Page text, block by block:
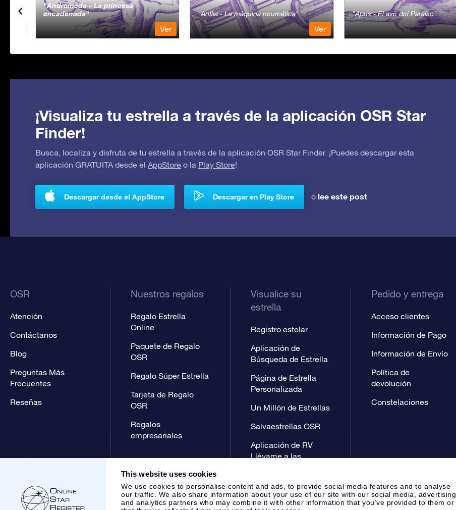
This website uses cookies
We use cookies to personalise content and ads, to provide social media features and to analyse
our traffic. We also share information about your use of our site with our social media, advertising
and analytics partners who may combine it with other information that you’ve provided to them or
Andromeda - La princesa
encadenada
Ver
Antlia - La máquina neumática
Ver
Apus - El ave del Paraiso
¡Visualiza tu estrella a través de la aplicación OSR Star
Finder!
Busca, localiza y disfruta de tu estrella a través de la aplicación OSR Star Finder. ¡Puedes descargar esta
aplicación GRATUITA desde el AppStore o la Play Store!
Descargar desde el AppStore Descargar en Play Store o lee este post
OSR
Atención
Contáctanos
Blog
Preguntas Más
Frecuentes
Reseñas
Nuestros regalos
Regalo Estrella
Online
Paquete de Regalo
OSR
Regalo Súper Estrella
Tarjeta de Regalo
OSR
Regalos
empresariales
Visualice su
estrella
Registro estelar
Aplicación de
Búsqueda de Estrella
Página de Estrella
Personalizada
Un Millón de Estrellas
Salvaestrellas OSR
Aplicación de RV
Llévame a las
Pedido y entrega
Acceso clientes
Información de Pago
Información de Envío
Política de
devolución
Constelaciones